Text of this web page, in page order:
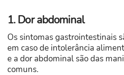
1. Dor abdominal
Os sintomas gastrointestinais
em caso de intolerância
e a dor abdominal são das
comuns.